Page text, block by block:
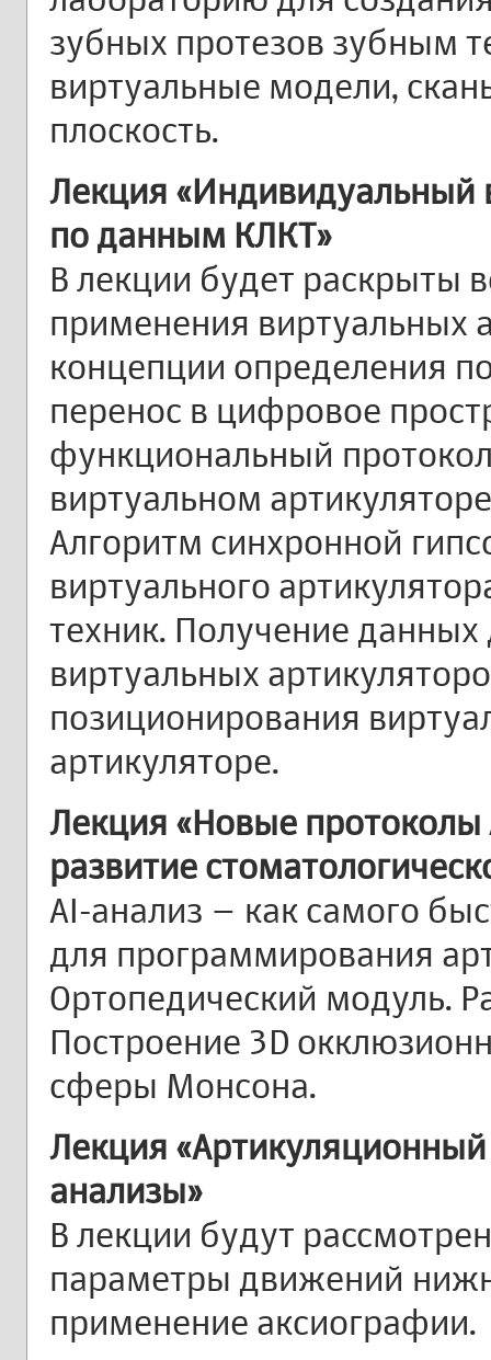
зубных протезов зубным
виртуальные модели,
плоскость.
Лекция «Индивидуальный
по данным КЛКТ»
В лекции будет раскрыты
применения виртуальных
концепции определения
перенос в цифровое
функциональный
виртуальном
Алгоритм синхронной
виртуального
техник. Получение
виртуальных
позиционирования
артикуляторе.
Лекция «Новые
развитие
AI-анализ – как самого
для программирования
Ортопедический модуль.
Построение 3D
сферы Монсона.
Лекция
анализы»
В лекции будут
параметры движений
применение аксиографии.